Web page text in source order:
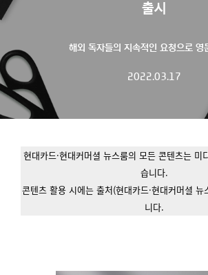
출시
해외 독자들의 지속적인 요청으로 영
2022.03.17
현대카드·현대커머셜 뉴스룸의 모든 콘텐츠는 미
습니다.
콘텐츠 활용 시에는 출처(현대카드·현대커머셜
니다.